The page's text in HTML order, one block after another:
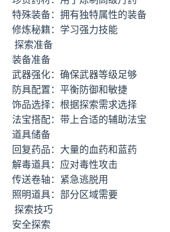
特殊装备：拥有独特属性的装备
修炼秘籍：学习强力技能
探索准备
装备准备
武器强化：确保武器等级足够
防具配置：平衡防御和敏捷
饰品选择：根据探索需求选择
法宝搭配：带上合适的辅助法宝
道具储备
回复药品：大量的血药和蓝药
解毒道具：应对毒性攻击
传送卷轴：紧急逃脱用
照明道具：部分区域需要
探索技巧
安全探索